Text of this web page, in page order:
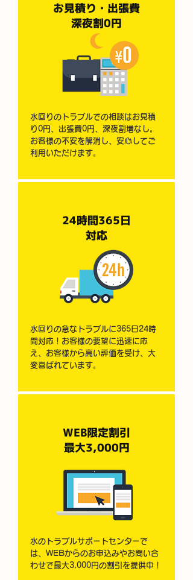
お見積り・出張費
深夜割0円
水回りのトラブルでの相談はお見積
り0円、出張費0円、深夜割増なし。
お客様の不安を解消し、安心してご
利用いただけます。
24時間365日
​対応
水回りの急なトラブルに365日24時
間対応！お客様の要望に迅速に応
え、お客様から高い評価を受け、大
変喜ばれています。
WEB限定割引
最大3,000円
水のトラブルサポートセンターで
は、WEBからのお申込みやお問い合
わせで最大3,000円の割引を提供中！